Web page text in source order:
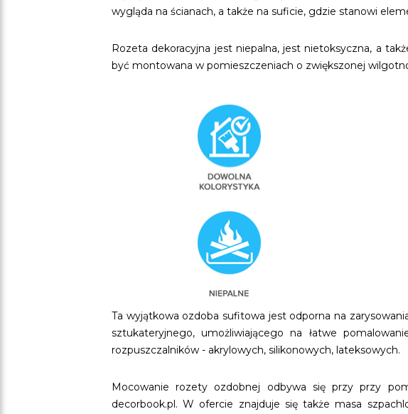
wygląda na ścianach, a także na suficie, gdzie stanowi
Rozeta dekoracyjna jest niepalna, jest nietoksyczna, a
być montowana w pomieszczeniach o zwiększonej
Ta wyjątkowa ozdoba sufitowa jest odporna na
sztukateryjnego, umożliwiającego na łatwe
rozpuszczalników - akrylowych, silikonowych, lateksowych.
Mocowanie rozety ozdobnej odbywa się przy przy
decorbook.pl. W ofercie znajduje się także masa